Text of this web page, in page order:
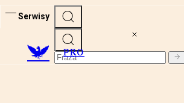
Serwisy
PRO